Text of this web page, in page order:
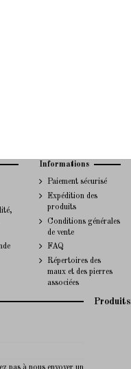
Informations
Paiement sécurisé
Expédition des
produits
Conditions générales
de vente
FAQ
Répertoires des
maux et des pierres
associées
Produits